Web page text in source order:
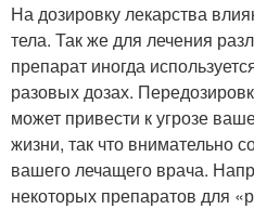
На дозировку лекарства
тела. Так же для лечения
препарат иногда
разовых дозах.
может привести к угрозе
жизни, так что внимательно
вашего лечащего врача.
некоторых препаратов для